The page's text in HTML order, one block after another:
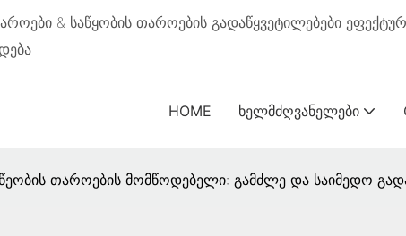
& საწყობის თაროების გადაწყვეტილებები
HOME ᲮᲔᲚᲛᲫᲦᲕᲐᲜᲔᲚᲔᲑᲘ
თაროების მომწოდებელი: გამძლე და საიმედო